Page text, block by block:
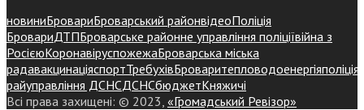
новиниБровариБроварський районвідеоПоліція
БровариДТПБроварське районне управління поліціївійна з
РосієюКоронавіруспожежаБроварська міська
радавакцинаціяспортТребухівБроваритепловодоенергіяполіція
райуправління ДСНСДСНСбюджетКняжичі
Всі права захищені: © 2023, «Громадський Ревізор»